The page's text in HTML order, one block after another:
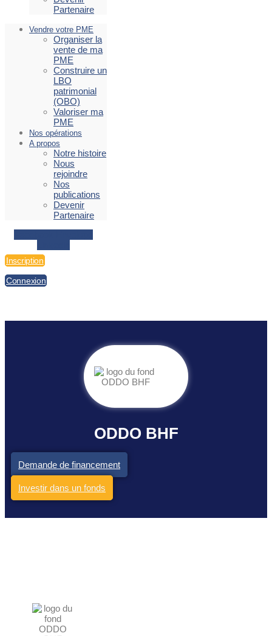
Partenaire
Vendre votre PME
Organiser la
vente de ma
PME
Construire un
LBO
patrimonial
(OBO)
Valoriser ma
PME
Nos opérations
A propos
Notre histoire
Nous
rejoindre
Nos
publications
Devenir
Partenaire
Inscription
Connexion
ODDO BHF
Demande de financement
Investir dans un fonds